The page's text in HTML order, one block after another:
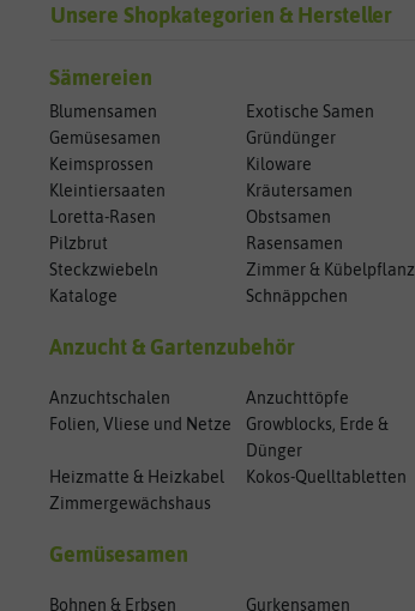
Unsere Shopkategorien & Hersteller
Sämereien
Blumensamen
Exotische Samen
Gemüsesamen
Gründünger
Keimsprossen
Kiloware
Kleintiersaaten
Kräutersamen
Loretta-Rasen
Obstsamen
Pilzbrut
Rasensamen
Steckzwiebeln
Zimmer &
Kataloge
Schnäppchen
Anzucht & Gartenzubehör
Anzuchtschalen
Anzuchttöpfe
Folien, Vliese und Netze
Growblocks, Erde &
Dünger
Heizmatte & Heizkabel
Kokos-Quelltabletten
Zimmergewächshaus
Gemüsesamen
Bohnen & Erbsen Gurkensamen